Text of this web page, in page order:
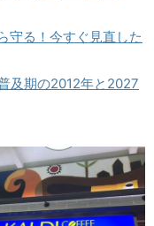
守る！今すぐ見直した
及期の2012年と2027